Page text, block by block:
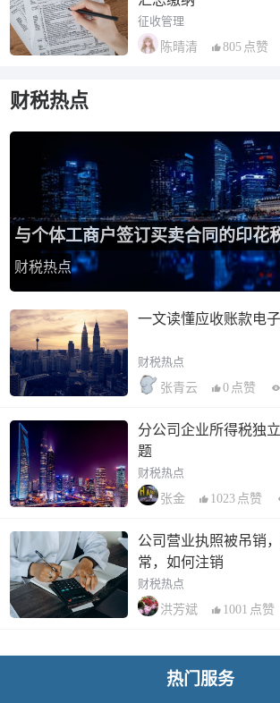
征收管理
陈晴清
805 点赞
财税热点
与个体工商户签订买卖合同的印花
财税热点
一文读懂应收账款电
财税热点
张青云
0 点赞
分公司企业所得税独
题
财税热点
张金
1023 点赞
公司营业执照被吊销
常，如何注销
财税热点
洪芳斌
1001 点赞
热门服务